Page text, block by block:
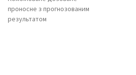
проносне з прогнозованим
результатом